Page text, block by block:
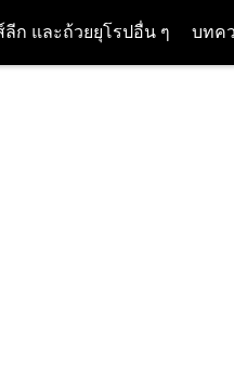
ก และถ้วยยุโรปอื่น ๆ บทค